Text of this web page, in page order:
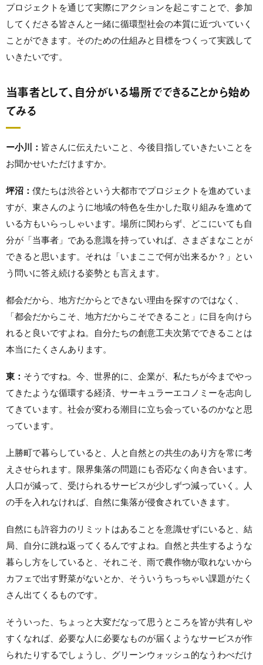
プロジェクトを通じて実際にアクションを起こすことで、参加
してくださる皆さんと一緒に循環型社会の本質に近づいていく
ことができます。そのための仕組みと目標をつくって実践して
いきたいです。
当事者として、自分がいる場所でできることから始め
てみる
ー小川： 皆さんに伝えたいこと、今後目指していきたいことを
お聞かせいただけますか。
坪沼： 僕たちは渋谷という大都市でプロジェクトを進めていま
すが、東さんのように地域の特色を生かした取り組みを進めて
いる方もいらっしゃいます。場所に関わらず、どこにいても自
分が「当事者」である意識を持っていれば、さまざまなことが
できると思います。それは「いまここで何が出来るか？」とい
う問いに答え続ける姿勢とも言えます。
都会だから、地方だからとできない理由を探すのではなく、
「都会だからこそ、地方だからこそできること」に目を向けら
れると良いですよね。自分たちの創意工夫次第でできることは
本当にたくさんあります。
東： そうですね。今、世界的に、企業が、私たちが今までやっ
てきたような循環する経済、サーキュラーエコノミーを志向し
てきています。社会が変わる潮目に立ち会っているのかなと思
っています。
上勝町で暮らしていると、人と自然との共生のあり方を常に考
えさせられます。限界集落の問題にも否応なく向き合います。
人口が減って、受けられるサービスが少しずつ減っていく。人
の手を入れなければ、自然に集落が侵食されていきます。
自然にも許容力のリミットはあることを意識せずにいると、結
局、自分に跳ね返ってくるんですよね。自然と共生するような
暮らし方をしていると、それこそ、雨で農作物が取れないから
カフェで出す野菜がないとか、そういうちっちゃい課題がたく
さん出てくるものです。
そういった、ちょっと大変だなって思うところを皆が共有しや
すくなれば、必要な人に必要なものが届くようなサービスが作
られたりするでしょうし、グリーンウォッシュ的なうわべだけ